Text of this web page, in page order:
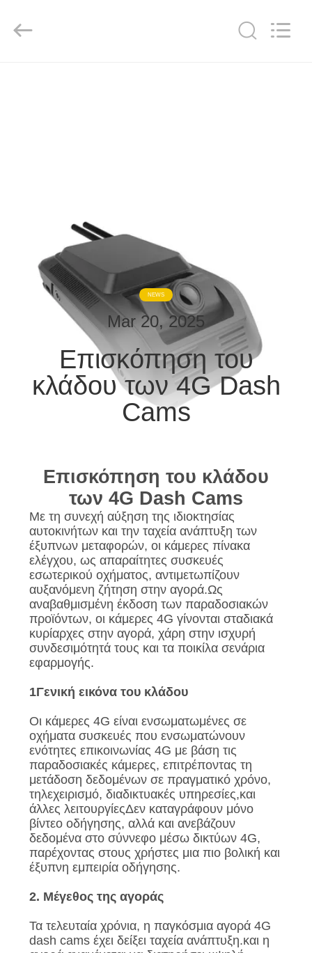
ΣΧΕΤΙΚΆ
ΕΠΙΣΚΈΨΕΙΣ
ΣΤΟ
ΕΡΓΟΣΤΆΣΙΟ
ΠΟΙΌΤΗΤΑΣ
ΕΠΙΚΟΙΝΩΝΉΣΤΕ
ΜΑΖΊ
ΜΑΣ
ΕΙΔΉΣΕΙΣ
ΥΠΟΘΈΣΕΙΣ
ΖΗΤΉΣΤΕ
ΜΙΑ
ΠΡΟΣΦΟΡΆ
SITEMAP
ΠΟΛΙΤΙΚΉ
ΑΠΟΡΡΉΤΟΥ
Ltd..
NEWS
Mar 20, 2025
Επισκόπηση του
κλάδου των 4G Dash
Cams
Επισκόπηση του κλάδου
των 4G Dash Cams
Με τη συνεχή αύξηση της ιδιοκτησίας
αυτοκινήτων και την ταχεία ανάπτυξη των
έξυπνων μεταφορών, οι κάμερες πίνακα
ελέγχου, ως απαραίτητες συσκευές
εσωτερικού οχήματος, αντιμετωπίζουν
αυξανόμενη ζήτηση στην αγορά.Ως
αναβαθμισμένη έκδοση των παραδοσιακών
προϊόντων, οι κάμερες 4G γίνονται σταδιακά
κυρίαρχες στην αγορά, χάρη στην ισχυρή
συνδεσιμότητά τους και τα ποικίλα σενάρια
εφαρμογής.
1Γενική εικόνα του κλάδου
Οι κάμερες 4G είναι ενσωματωμένες σε
οχήματα συσκευές που ενσωματώνουν
ενότητες επικοινωνίας 4G με βάση τις
παραδοσιακές κάμερες, επιτρέποντας τη
μετάδοση δεδομένων σε πραγματικό χρόνο,
τηλεχειρισμό, διαδικτυακές υπηρεσίες,και
άλλες λειτουργίεςΔεν καταγράφουν μόνο
βίντεο οδήγησης, αλλά και ανεβάζουν
δεδομένα στο σύννεφο μέσω δικτύων 4G,
παρέχοντας στους χρήστες μια πιο βολική και
έξυπνη εμπειρία οδήγησης.
2. Μέγεθος της αγοράς
Τα τελευταία χρόνια, η παγκόσμια αγορά 4G
dash cams έχει δείξει ταχεία ανάπτυξη.και η